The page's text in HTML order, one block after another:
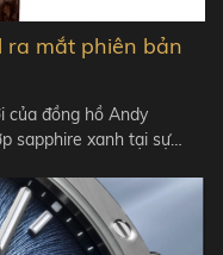
mắt phiên bản
của đồng hồ Andy
sapphire xanh tại sự…